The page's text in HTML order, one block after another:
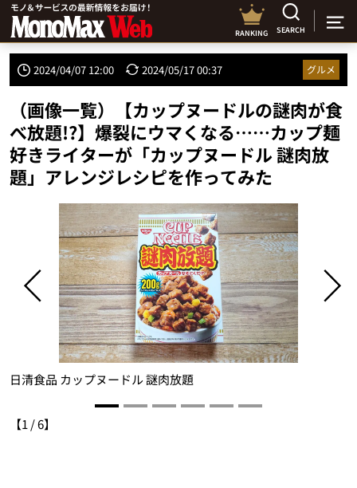
RANKING SEARCH
2024/04/07 12:00 2024/05/17 00:37 グルメ
（画像一覧）【カップヌードルの謎肉が食
べ放題!?】爆裂にウマくなる……カップ麺
好きライターが「カップヌードル 謎肉放
題」アレンジレシピを作ってみた
日清食品 カップヌードル 謎肉放題
【1 /6】